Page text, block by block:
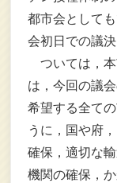
都市会として
会初日での議
ついては，本
は，今回の議
希望する全て
うに，国や府
確保，適切な
機関の確保，